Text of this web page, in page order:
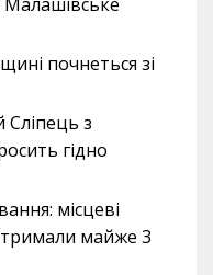
почнеться зі
Сліпець з
гідно
місцеві
майже 3